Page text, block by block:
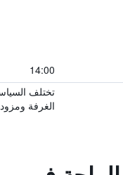
14:00
تختلف
الغرفة